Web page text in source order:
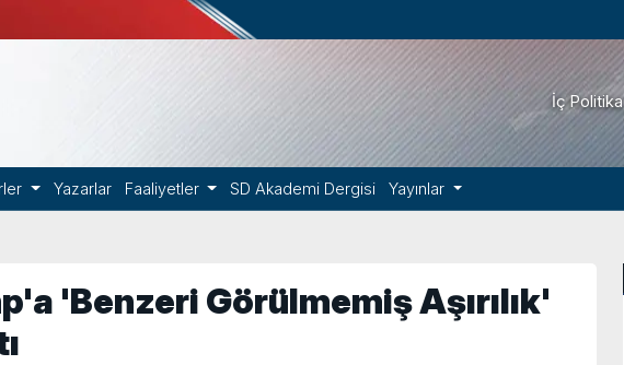
İç Politika
Yazarlar Faaliyetler SD Akademi Dergisi Yayınlar
'Benzeri Görülmemiş Aşırılık'